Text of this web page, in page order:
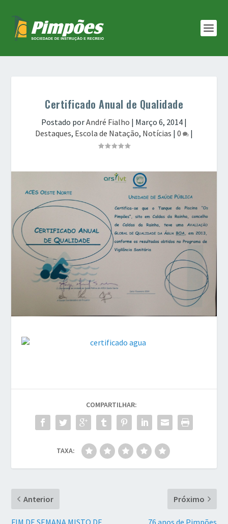
Certificado Anual de Qualidade
Postado porAndré Fialho | Março 6, 2014 |
Destaques, Escola de Natação, Notícias | 0 |
COMPARTILHAR:
TAXA:
Anterior
FIM DE SEMANA MISTO DE
Próximo
76 anos de Pimpões